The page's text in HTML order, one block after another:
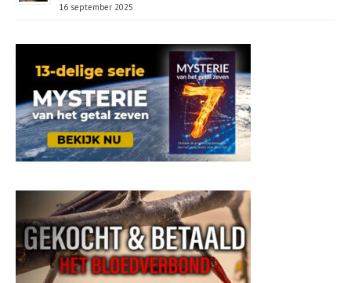
16 september 2025